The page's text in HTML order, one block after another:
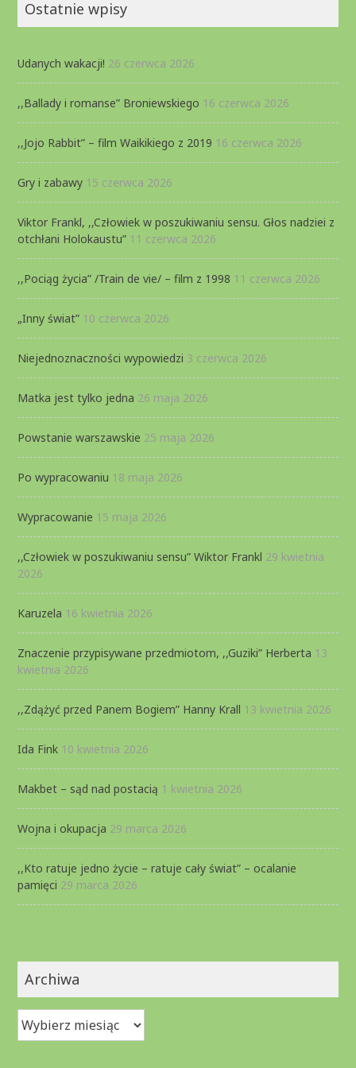
Ostatnie wpisy
Udanych wakacji! 26 czerwca 2026
,,Ballady i romanse” Broniewskiego 16 czerwca 2026
,,Jojo Rabbit” – film Waikikiego z 2019 16 czerwca 2026
Gry i zabawy 15 czerwca 2026
Viktor Frankl, ,,Człowiek w poszukiwaniu sensu. Głos nadziei z
otchłani Holokaustu” 11 czerwca 2026
,,Pociąg życia” /Train de vie/ – film z 1998 11 czerwca 2026
„Inny świat” 10 czerwca 2026
Niejednoznaczności wypowiedzi 3 czerwca 2026
Matka jest tylko jedna 26 maja 2026
Powstanie warszawskie 25 maja 2026
Po wypracowaniu 18 maja 2026
Wypracowanie 15 maja 2026
,,Człowiek w poszukiwaniu sensu” Wiktor Frankl 29 kwietnia
2026
Karuzela 16 kwietnia 2026
Znaczenie przypisywane przedmiotom, ,,Guziki” Herberta 13
kwietnia 2026
,,Zdążyć przed Panem Bogiem” Hanny Krall 13 kwietnia 2026
Ida Fink 10 kwietnia 2026
Makbet – sąd nad postacią 1 kwietnia 2026
Wojna i okupacja 29 marca 2026
,,Kto ratuje jedno życie – ratuje cały świat” – ocalanie
pamięci 29 marca 2026
Archiwa
Archiwa